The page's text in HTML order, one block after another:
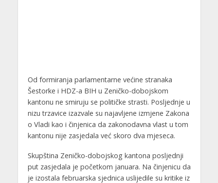
Od formiranja parlamentarne većine stranaka
Šestorke i HDZ-a BIH u Zeničko-dobojskom
kantonu ne smiruju se političke strasti. Posljednje u
nizu trzavice izazvale su najavljene izmjene Zakona
o Vladi kao i činjenica da zakonodavna vlast u tom
kantonu nije zasjedala već skoro dva mjeseca.
Skupština Zeničko-dobojskog kantona posljednji
put zasjedala je početkom januara. Na činjenicu da
je izostala februarska sjednica uslijedile su kritike iz